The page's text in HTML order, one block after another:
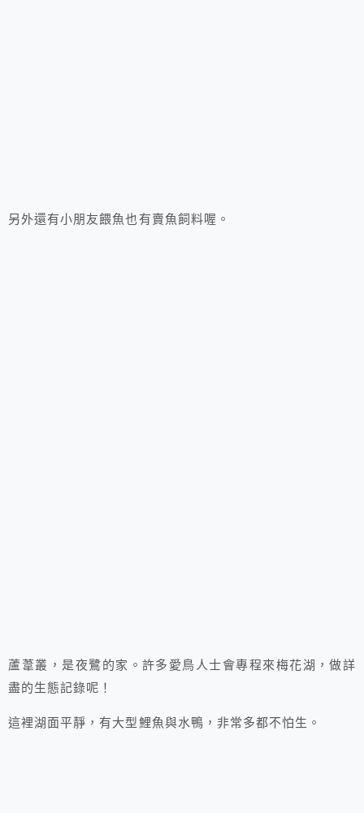
另外還有小朋友餵魚也有賣魚飼料喔。
蘆葦叢，是夜鷺的家。許多愛鳥人士會專程來梅花湖，做詳
盡的生態記錄呢！
這裡湖面平靜，有大型鯉魚與水鴨，非常多都不怕生。